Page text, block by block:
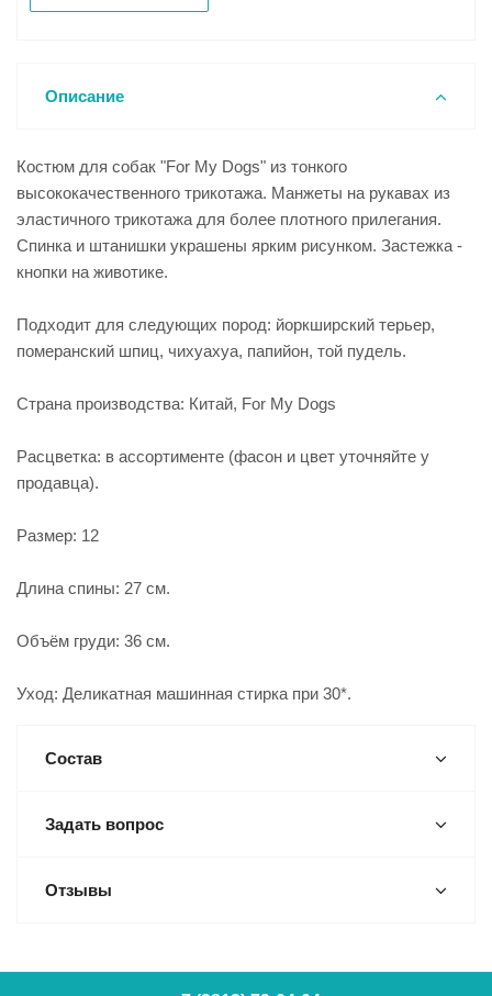
Описание
Костюм для собак "For My Dogs" из тонкого
высококачественного трикотажа. Манжеты на рукавах из
эластичного трикотажа для более плотного прилегания.
Спинка и штанишки украшены ярким рисунком. Застежка -
кнопки на животике.
Подходит для следующих пород: йоркширский терьер,
померанский шпиц, чихуахуа, папийон, той пудель.
Страна производства: Китай, For My Dogs
Расцветка: в ассортименте (фасон и цвет уточняйте у
продавца).
Размер: 12
Длина спины: 27 см.
Объём груди: 36 см.
Уход: Деликатная машинная стирка при 30*.
Состав
Задать вопрос
Отзывы